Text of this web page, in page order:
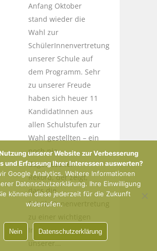
Anfang Oktober
stand wieder die
Wahl zur
SchülerInnenvertretung
unserer Schule auf
dem Programm. Sehr
zu unserer Freude
haben sich heuer 11
KandidatInnen aus
allen Schulstufen zur
Wahl gestellten – ein
noch nie
dagewesener
Rekord, der zeigt,
dass die
SchülerInnenvertretung
zu einer wichtigen
Institution in
unserer...
unserer Website zur Verbesserung
und Erfassung Ihrer Interessen auswerten?
Google Analytics. Weitere Informationen
Datenschutzerklärung. Ihre Einwilligung
können diese jederzeit für die Zukunft
widerrufen.
Nein Datenschutzerklärung